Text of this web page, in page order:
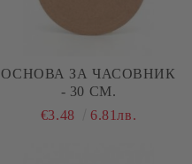
ОСНОВА ЗА ЧАСОВНИК
- 30 СМ.
€3.48
6.81лв.